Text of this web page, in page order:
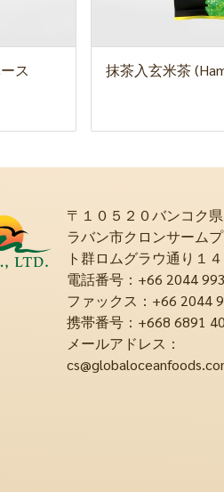
ス
抹茶入玄米茶
〒１０５２０バンコク
ラバン市クロンサーム
ト群ロムグラウ通り１
電話番号：+66 2044
ファックス：+66 2044
携帯番号：+668 6891
メールアドレス：